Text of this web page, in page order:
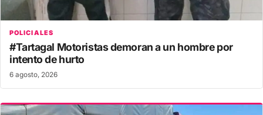
POLICIALES
#Tartagal Motoristas demoran a un hombre por
intento de hurto
6 agosto, 2026